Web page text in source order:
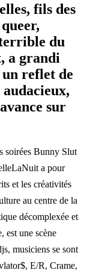
fils des
du
, a grandi
reflet de
sur
soirées Bunny Slut
a pour
et les créativités
au centre de la
décomplexée et
est une scène
musiciens se sont
E/R, Crame,